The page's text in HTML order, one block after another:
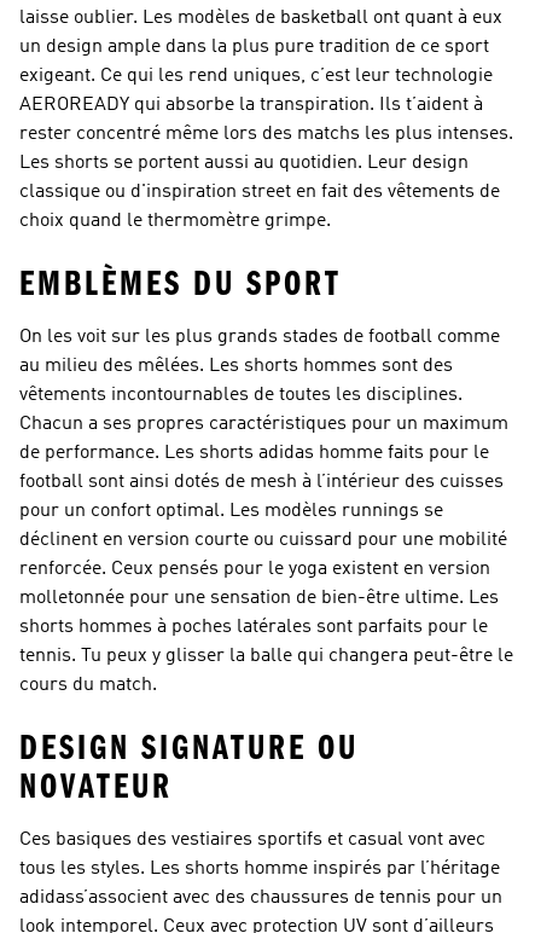
laisse oublier. Les modèles de basketball ont quant à eux
un design ample dans la plus pure tradition de ce sport
exigeant. Ce qui les rend uniques, c’est leur technologie
AEROREADY qui absorbe la transpiration. Ils t’aident à
rester concentré même lors des matchs les plus intenses.
Les shorts se portent aussi au quotidien. Leur design
classique ou d'inspiration street en fait des vêtements de
choix quand le thermomètre grimpe.
EMBLÈMES DU SPORT
On les voit sur les plus grands stades de football comme
au milieu des mêlées. Les shorts hommes sont des
vêtements incontournables de toutes les disciplines.
Chacun a ses propres caractéristiques pour un maximum
de performance. Les shorts adidas homme faits pour le
football sont ainsi dotés de mesh à l’intérieur des cuisses
pour un confort optimal. Les modèles runnings se
déclinent en version courte ou cuissard pour une mobilité
renforcée. Ceux pensés pour le yoga existent en version
molletonnée pour une sensation de bien-être ultime. Les
shorts hommes à poches latérales sont parfaits pour le
tennis. Tu peux y glisser la balle qui changera peut-être le
cours du match.
DESIGN SIGNATURE OU
NOVATEUR
Ces basiques des vestiaires sportifs et casual vont avec
tous les styles. Les shorts homme inspirés par l’héritage
adidass’associent avec des chaussures de tennis pour un
look intemporel. Ceux avec protection UV sont d’ailleurs